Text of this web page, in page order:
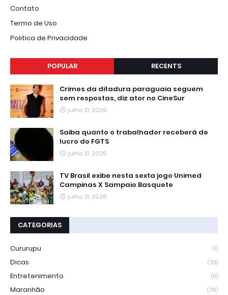
Contato
Termo de Uso
Politica de Privacidade
POPULAR RECENTS
Crimes da ditadura paraguaia seguem
sem respostas, diz ator no CineSur
julho 31, 2026
Saiba quanto o trabalhador receberá de
lucro do FGTS
julho 31, 2026
TV Brasil exibe nesta sexta jogo Unimed
Campinas X Sampaio Basquete
julho 31, 2026
CATEGORIAS
Cururupu (1)
Dicas (35)
Entretenimento (9)
Maranhão (179)